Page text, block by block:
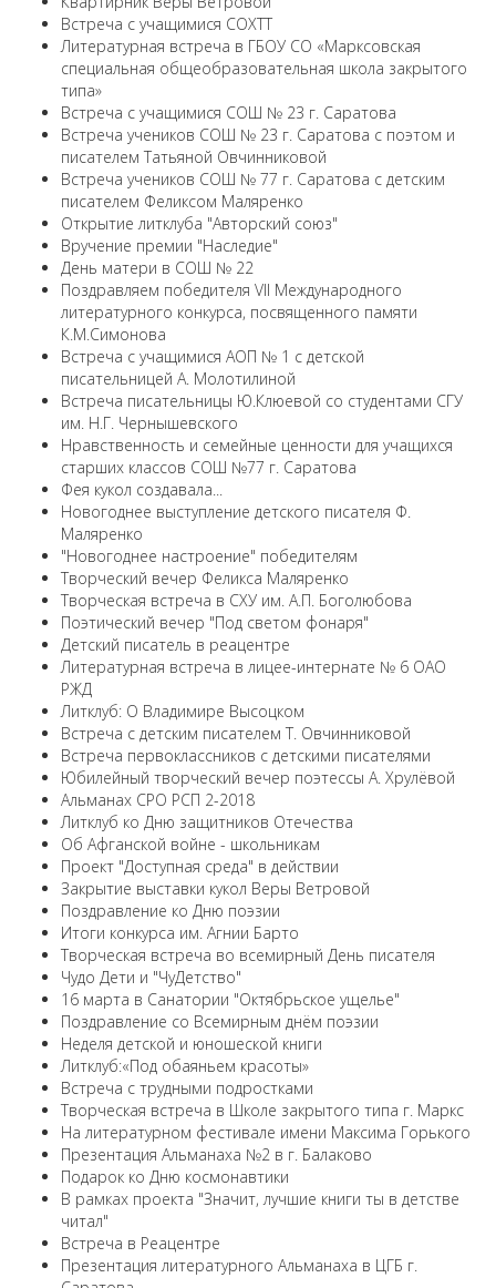
Встреча с учащимися СОХТТ
Литературная встреча в ГБОУ СО «Марксовская
специальная общеобразовательная школа закрытого
типа»
Встреча с учащимися СОШ № 23 г. Саратова
Встреча учеников СОШ № 23 г. Саратова с поэтом и
писателем Татьяной Овчинниковой
Встреча учеников СОШ № 77 г. Саратова с детским
писателем Феликсом Маляренко
Открытие литклуба "Авторский союз"
Вручение премии "Наследие"
День матери в СОШ № 22
Поздравляем победителя VII Международного
литературного конкурса, посвященного памяти
К.М.Симонова
Встреча с учащимися АОП № 1 с детской
писательницей А. Молотилиной
Встреча писательницы Ю.Клюевой со студентами СГУ
им. Н.Г. Чернышевского
Нравственность и семейные ценности для учащихся
старших классов СОШ №77 г. Саратова
Фея кукол создавала...
Новогоднее выступление детского писателя Ф.
Маляренко
"Новогоднее настроение" победителям
Творческий вечер Феликса Маляренко
Творческая встреча в СХУ им. А.П. Боголюбова
Поэтический вечер "Под светом фонаря"
Детский писатель в реацентре
Литературная встреча в лицее-интернате № 6 ОАО
РЖД
Литклуб: О Владимире Высоцком
Встреча с детским писателем Т. Овчинниковой
Встреча первоклассников с детскими писателями
Юбилейный творческий вечер поэтессы А. Хрулёвой
Альманах СРО РСП 2-2018
Литклуб ко Дню защитников Отечества
Об Афганской войне - школьникам
Проект "Доступная среда" в действии
Закрытие выставки кукол Веры Ветровой
Поздравление ко Дню поэзии
Итоги конкурса им. Агнии Барто
Творческая встреча во всемирный День писателя
Чудо Дети и "ЧуДетство"
16 марта в Санатории "Октябрьское ущелье"
Поздравление со Всемирным днём поэзии
Неделя детской и юношеской книги
Литклуб:«Под обаяньем красоты»
Встреча с трудными подростками
Творческая встреча в Школе закрытого типа г. Маркс
На литературном фестивале имени Максима Горького
Презентация Альманаха №2 в г. Балаково
Подарок ко Дню космонавтики
В рамках проекта "Значит, лучшие книги ты в детстве
читал"
Встреча в Реацентре
Презентация литературного Альманаха в ЦГБ г.